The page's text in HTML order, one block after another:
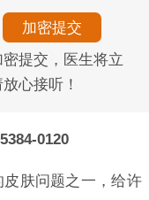
提交，医生将立
放心接听！
0120
肤问题之一，给许